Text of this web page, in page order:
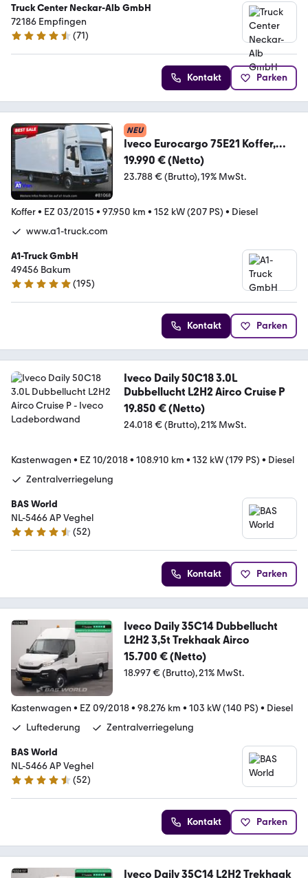
Truck Center Neckar-Alb GmbH
72186 Empfingen
4.7 Sterne
(71)
Kontakt Parken
NEU
Iveco Eurocargo 75E21 Koffer,
Topsleeper, Luftfederung
19.990 € (Netto)
23.788 € (Brutto) 19% MwSt.
Koffer• EZ 03/2015 • 97.950 km • 152 kW (207 PS) • Diesel
www.a1-truck.com
A1-Truck GmbH
49456 Bakum
4.8 Sterne
(195)
Kontakt Parken
Iveco Daily 50C18 3.0L
Dubbellucht L2H2 Airco Cruise P
19.850 € (Netto)
24.018 € (Brutto) 21% MwSt.
Kastenwagen • EZ 10/2018• 108.910 km • 132 kW (179 PS) • Diesel
Zentralverriegelung
BAS World
NL-5466 AP Veghel
4.7 Sterne
(52)
Kontakt Parken
Iveco Daily 35C14 Dubbellucht
L2H2 3,5t Trekhaak Airco
15.700 € (Netto)
18.997 € (Brutto) 21% MwSt.
Kastenwagen • EZ 09/2018• 98.276 km • 103 kW (140 PS) • Diesel
Luftederung
Zentralverriegelung
BAS World
NL-5466 AP Veghel
4.7 Sterne
(52)
Kontakt Parken
Iveco Daily 35C14 L2H2 Trekhaak